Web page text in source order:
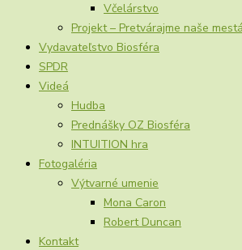
Včelárstvo
Projekt – Pretvárajme naše
Vydavateľstvo Biosféra
SPDR
Videá
Hudba
Prednášky OZ Biosféra
INTUITION hra
Fotogaléria
Výtvarné umenie
Mona Caron
Robert Duncan
Kontakt